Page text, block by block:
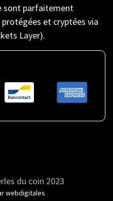
sont parfaitement
et cryptées via
Layer).
du coin 2023
webdigitales